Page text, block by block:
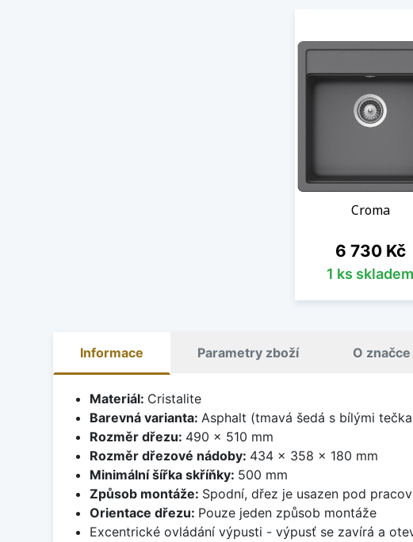
Croma
Cena
6 730 Kč
1 ks skladem
Informace Parametry zboží O
Materiál: Cristalite
Barevná varianta: Asphalt (tmavá šedá s bílými
Rozměr dřezu: 490 x 510 mm
Rozměr dřezové nádoby: 434 x 358 x 180 mm
Minimální šířka skříňky: 500 mm
Způsob montáže: Spodní, dřez je usazen pod
Orientace dřezu: Pouze jeden způsob montáže
Excentrické ovládání výpusti - výpusť se zavírá a